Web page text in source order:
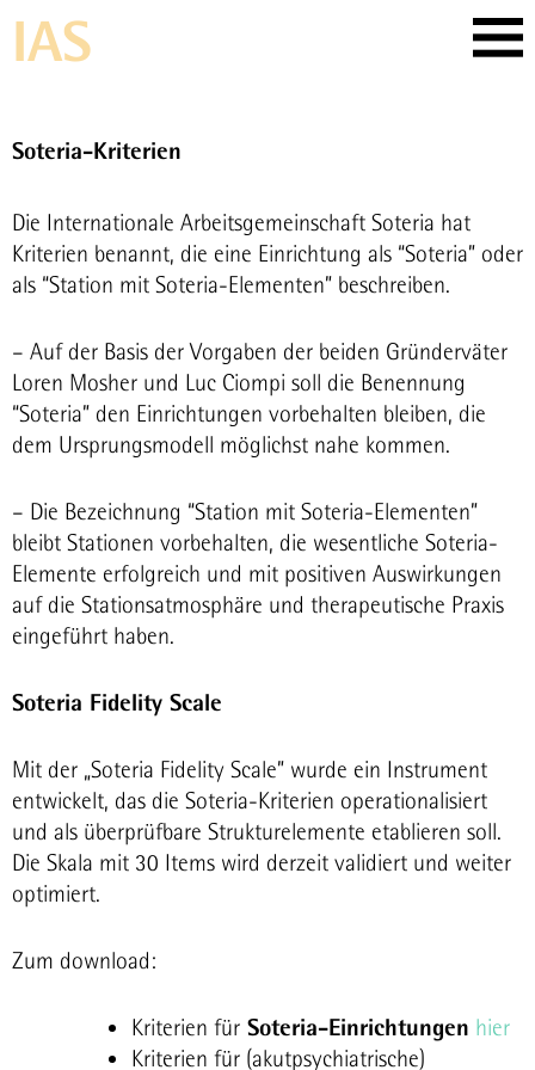
IAS
Soteria-Kriterien
Die Internationale Arbeitsgemeinschaft Soteria hat
Kriterien benannt, die eine Einrichtung als “Soteria” oder
als “Station mit Soteria-Elementen” beschreiben.
– Auf der Basis der Vorgaben der beiden Gründerväter
Loren Mosher und Luc Ciompi soll die Benennung
“Soteria” den Einrichtungen vorbehalten bleiben, die
dem Ursprungsmodell möglichst nahe kommen.
– Die Bezeichnung “Station mit Soteria-Elementen”
bleibt Stationen vorbehalten, die wesentliche Soteria-
Elemente erfolgreich und mit positiven Auswirkungen
auf die Stationsatmosphäre und therapeutische Praxis
eingeführt haben.
Soteria Fidelity Scale
Mit der „Soteria Fidelity Scale” wurde ein Instrument
entwickelt, das die Soteria-Kriterien operationalisiert
und als überprüfbare Strukturelemente etablieren soll.
Die Skala mit 30 Items wird derzeit validiert und weiter
optimiert.
Zum download:
Kriterien für Soteria-Einrichtungen hier
Kriterien für (akutpsychiatrische)